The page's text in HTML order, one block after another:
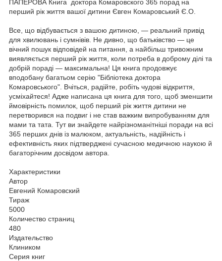
ПАПЕРОВА Книга доктора Комаровского 365 порад на
перший рік життя вашої дитини Євген Комаровський Є.О.
Все, що відбувається з вашою дитиною, — реальний привід
для хвилювань і сумнівів. Не дивно, що батьківство — це
вічний пошук відповідей на питання, а найбільш тривожним
виявляється перший рік життя, коли потреба в доброму ділі та
добрій пораді — максимальна! Ця книга продовжує
вподобану багатьом серію "Бібліотека доктора
Комаровського". Вчіться, радійте, робіть чудові відкриття,
усміхайтеся! Адже написана ця книга для того, щоб зменшити
ймовірність помилок, щоб перший рік життя дитини не
перетворився на подвиг і не став важким випробуванням для
мами та тата. Тут ви знайдете найрізноманітніші поради на всі
365 перших днів із малюком, актуальність, надійність і
ефективність яких підтверджені сучасною медичною наукою й
багаторічним досвідом автора.
Характеристики
Автор
Евгений Комаровский
Тираж
5000
Количество страниц
480
Издательство
Клиником
Серия книг